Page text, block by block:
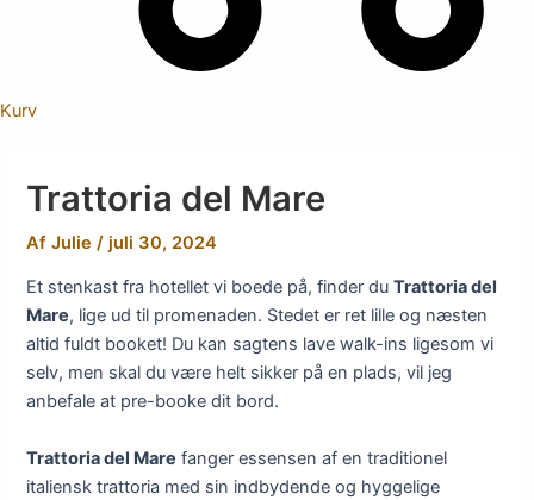
Kurv
Trattoria del Mare
AfJulie/ juli 30, 2024
Et stenkast fra hotellet vi boede på, finder duTrattoria del
Mare, lige ud til promenaden. Stedet er ret lille og næsten
altid fuldt booket! Du kan sagtens lave walk-ins ligesom vi
selv, men skal du være helt sikker på en plads, vil jeg
anbefale at pre-booke dit bord.
Trattoria del Mare fanger essensen af en traditionel
italiensk trattoria med sin indbydende og hyggelige